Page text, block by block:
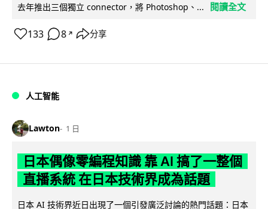
去年推出三個獨立 connector，將 Photoshop、...
閱讀全文
133 8 ↗ 分享
人工智能
Lawton 1 日
日本偶像零編程知識 靠 AI 搞了一整個
直播系統 在日本技術界成為話題
日本 AI 技術界近日出現了一個引發廣泛討論的熱門話題：日本